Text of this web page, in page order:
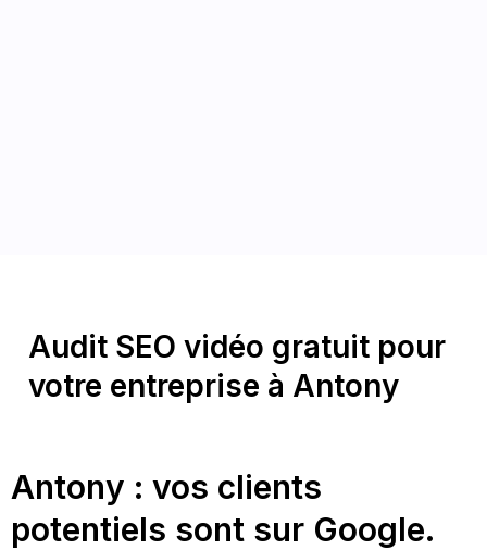
Audit SEO vidéo gratuit pour
votre entreprise à Antony
Antony : vos clients
potentiels sont sur Google.